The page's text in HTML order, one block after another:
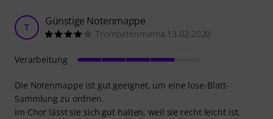
T Günstige Notenmappe
Trompetenmama 13.02.2020
Die Notenmappe ist gut geeignet, um eine lose-Blatt-
Sammlung zu ordnen.
Im Chor lässt sie sich gut halten, weil sie recht leicht ist.
Verarbeitung